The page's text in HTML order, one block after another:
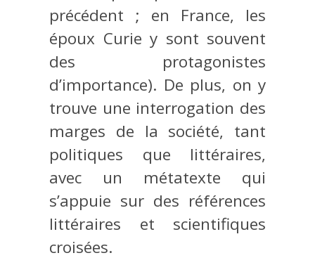
précédent ; en France, les
époux Curie y sont souvent
des protagonistes
d’importance). De plus, on y
trouve une interrogation des
marges de la société, tant
politiques que littéraires,
avec un métatexte qui
s’appuie sur des références
littéraires et scientifiques
croisées.